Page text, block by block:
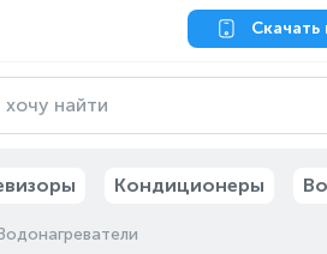
Кондиционеры